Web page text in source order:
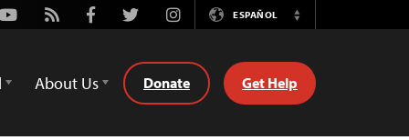
Youtube
Rss FacebookTwitterInstagramESPAÑOL
Switch
About Us Donate Get Help